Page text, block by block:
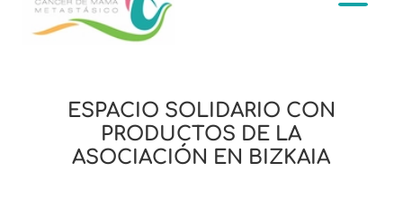
ESPACIO SOLIDARIO CON
PRODUCTOS DE LA
ASOCIACIÓN EN BIZKAIA